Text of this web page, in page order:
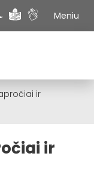
Meniu
ir
ir